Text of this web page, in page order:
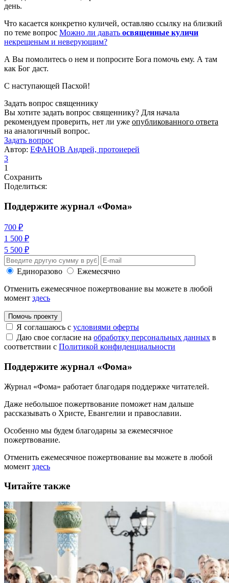
день.
Что касается конкретно куличей, оставляю ссылку на близкий
по теме вопрос Можно ли давать освященные куличи
некрещеным и неверующим?
А Вы помолитесь о нем и попросите Бога помочь ему. А там
как Бог даст.
С наступающей Пасхой!
Задать вопрос священнику
Вы хотите задать вопрос священнику? Для начала
рекомендуем проверить, нет ли уже опубликованного ответа
на аналогичный вопрос.
Задать вопрос
Автор: ЕФАНОВ Андрей, протоиерей
3
1
Сохранить
Поделиться:
Поддержите журнал «Фома»
700 ₽
1 500 ₽
5 500 ₽
Единоразово
Ежемесячно
Отменить ежемесячное пожертвование вы можете в любой
момент здесь
Помочь проекту
Я соглашаюсь с условиями оферты
Даю свое согласие на обработку персональных данных в
соответствии с Политикой конфиденциальности
Поддержите журнал «Фома»
Журнал «Фома» работает благодаря поддержке читателей.
Даже небольшое пожертвование поможет нам дальше
рассказывать о Христе, Евангелии и православии.
Особенно мы будем благодарны за ежемесячное
пожертвование.
Отменить ежемесячное пожертвование вы можете в любой
момент здесь
Читайте также